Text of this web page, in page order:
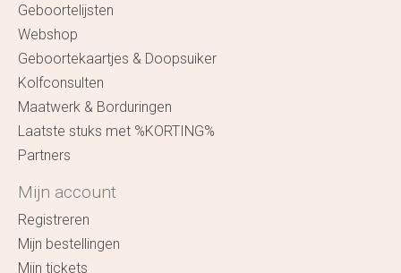
Geboortelijsten
Webshop
Geboortekaartjes & Doopsuiker
Kolfconsulten
Maatwerk & Borduringen
Laatste stuks met %KORTING%
Partners
Mijn account
Registreren
Mijn bestellingen
Mijn tickets